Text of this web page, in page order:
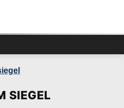
enthält 0 Positionen. Der
SIEGEL